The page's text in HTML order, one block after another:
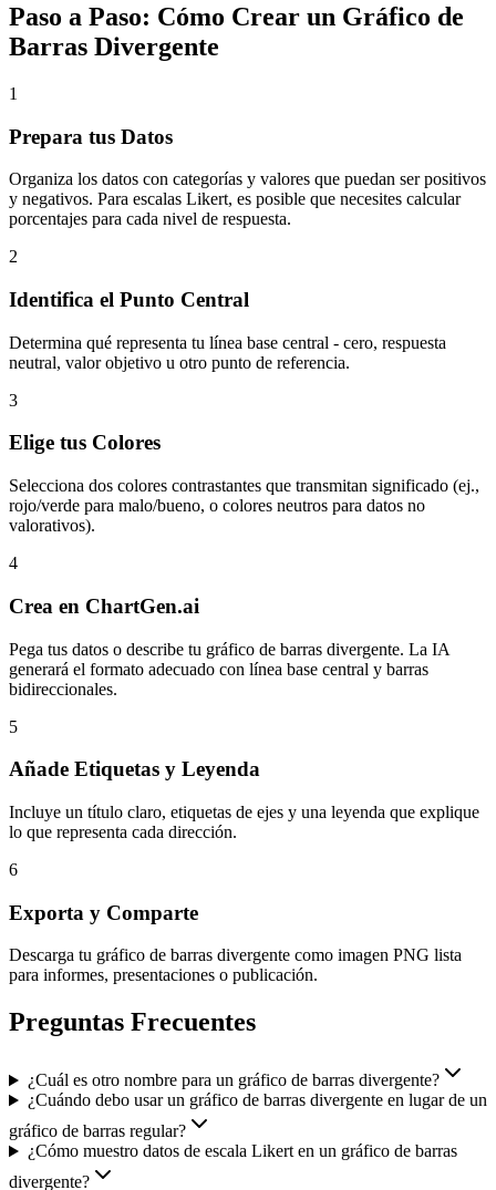
Paso a Paso: Cómo Crear un Gráfico de
Barras Divergente
1
Prepara tus Datos
Organiza los datos con categorías y valores que puedan ser positivos
y negativos. Para escalas Likert, es posible que necesites calcular
porcentajes para cada nivel de respuesta.
2
Identifica el Punto Central
Determina qué representa tu línea base central - cero, respuesta
neutral, valor objetivo u otro punto de referencia.
3
Elige tus Colores
Selecciona dos colores contrastantes que transmitan significado (ej.,
rojo/verde para malo/bueno, o colores neutros para datos no
valorativos).
4
Crea en ChartGen.ai
Pega tus datos o describe tu gráfico de barras divergente. La IA
generará el formato adecuado con línea base central y barras
bidireccionales.
5
Añade Etiquetas y Leyenda
Incluye un título claro, etiquetas de ejes y una leyenda que explique
lo que representa cada dirección.
6
Exporta y Comparte
Descarga tu gráfico de barras divergente como imagen PNG lista
para informes, presentaciones o publicación.
Preguntas Frecuentes
¿Cuál es otro nombre para un gráfico de barras divergente?
¿Cuándo debo usar un gráfico de barras divergente en lugar de un
gráfico de barras regular?
¿Cómo muestro datos de escala Likert en un gráfico de barras
divergente?